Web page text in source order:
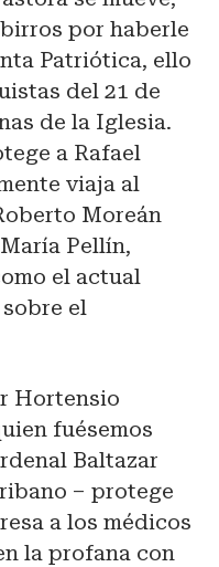
por haberle
Patriótica, ello
del 21 de
de la Iglesia.
a Rafael
viaja al
Moreán
Pellín,
el actual
el
Hortensio
fuésemos
Baltazar
– protege
a los médicos
la profana con